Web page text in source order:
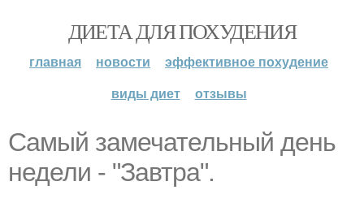
ДИЕТА ДЛЯ ПОХУДЕНИЯ
главная новости
эффективное похудение
виды диет
отзывы
Самый замечательный день
недели - "Завтра".